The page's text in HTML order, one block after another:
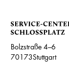
Bolzstraße 4–6
70173Stuttgart